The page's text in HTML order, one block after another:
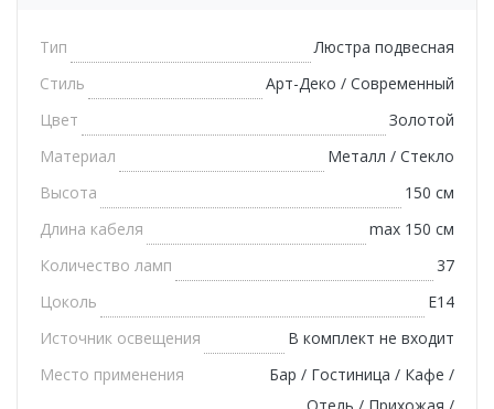
Тип
Люстра подвесная
Стиль
Арт-Деко / Современный
Цвет
Золотой
Материал
Металл / Стекло
Высота
150 см
Длина кабеля
max 150 см
Количество ламп
37
Цоколь
E14
Источник освещения
В комплект не входит
Место применения
Бар / Гостиница / Кафе /